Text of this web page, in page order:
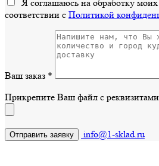
Я соглашаюсь на обработку
соответствии с Политикой
Ваш заказ *
Прикрепите Ваш файл с
info@1-sklad.ru